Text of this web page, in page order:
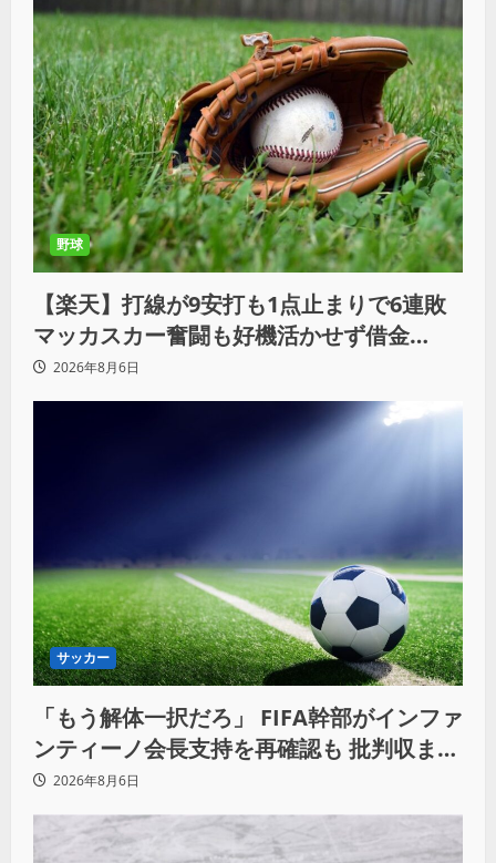
野球
【楽天】打線が9安打も1点止まりで6連敗
マッカスカー奮闘も好機活かせず借金
「22」
2026年8月6日
サッカー
「もう解体一択だろ」 FIFA幹部がインファ
ンティーノ会長支持を再確認も 批判収まら
ず2026年8月6日